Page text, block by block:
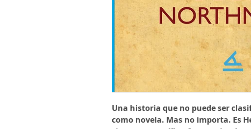
Una historia que no puede ser
como novela. Mas no importa. Es